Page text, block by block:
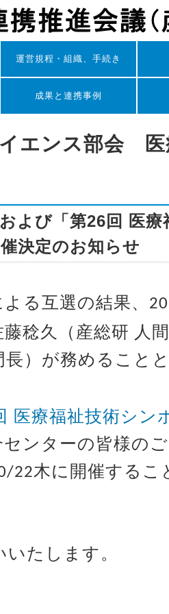
運営規程・組織、手続き
成果と連携事例
エンス部会 医
よび「第26回 医
決定のお知らせ
よる互選の結果、
藤稔久（産総研 人
長）が務めること
医療福祉技術シン
センターの皆様の
22木に開催するこ
たします。